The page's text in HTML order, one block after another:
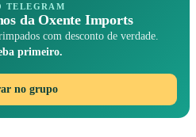
TELEGRAM
da Oxente Imports
com desconto de verdade.
primeiro.
no grupo